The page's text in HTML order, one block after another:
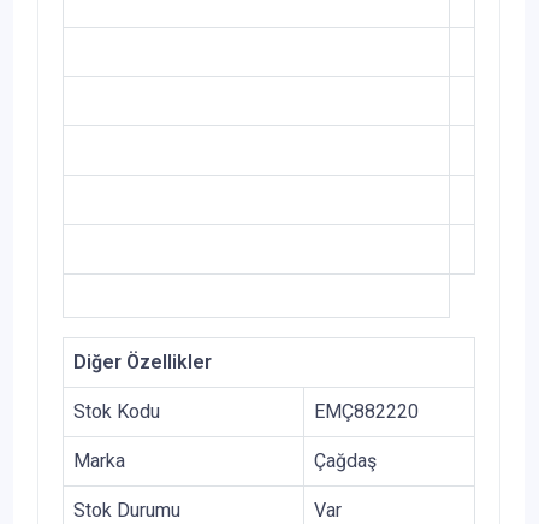
Diğer Özellikler
Stok Kodu EMÇ882220
Marka Çağdaş
Stok Durumu Var